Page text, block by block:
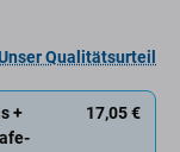
Qualitätsurteil
+
17,05 €